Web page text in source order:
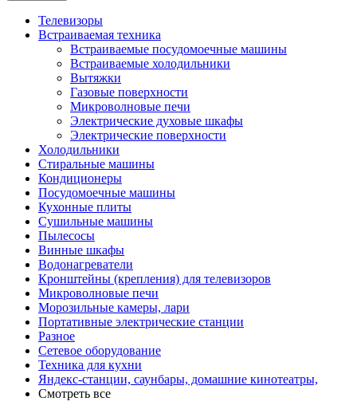
Телевизоры
Встраиваемая техника
Встраиваемые посудомоечные машины
Встраиваемые холодильники
Вытяжки
Газовые поверхности
Микроволновые печи
Электрические духовые шкафы
Электрические поверхности
Холодильники
Стиральные машины
Кондиционеры
Посудомоечные машины
Кухонные плиты
Сушильные машины
Пылесосы
Винные шкафы
Водонагреватели
Кронштейны (крепления) для телевизоров
Микроволновые печи
Морозильные камеры, лари
Портативные электрические станции
Разное
Сетевое оборудование
Техника для кухни
Яндекс-станции, саунбары, домашние кинотеатры,
Смотреть все